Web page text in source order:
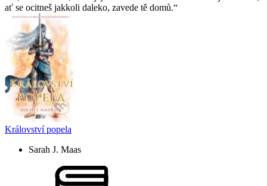
ať se ocitneš jakkoli daleko, zavede tě domů.
Království popela
Sarah J. Maas